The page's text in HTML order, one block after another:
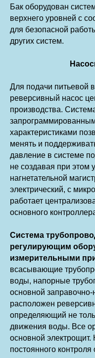
Бак оборудован
верхнего уровней с
для безопасной
других систем.
Для подачи питьевой
реверсивный насос
производства.
характеристиками
менять и
давление в системе
не создавая при этом
нагнетательной
электрический, с
работает
основного
Система
регулирующим
измерительными
всасывающие
воды, напорные
основной заправочно-
расположен
определяющий не
движения воды. Все
основной электрощит.
постоянного